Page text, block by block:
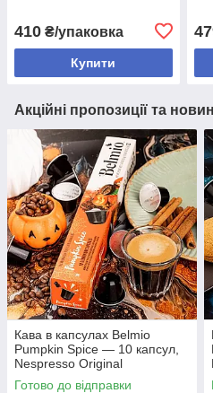
410 ₴/упаковка
Купити
Акційні пропозиції та
Кава в капсулах Belmio
Pumpkin Spice — 10 капсул,
Nespresso Original
Готово до відправки